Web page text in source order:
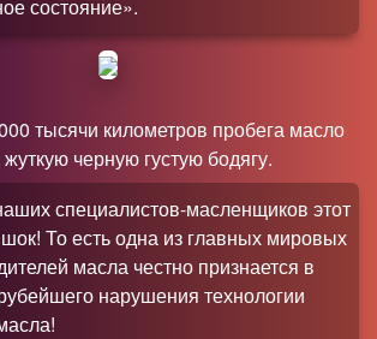
состояние».
тысячи километров пробега масло
черную густую бодягу.
специалистов-масленщиков этот
То есть одна из главных мировых
масла честно признается в
нарушения технологии